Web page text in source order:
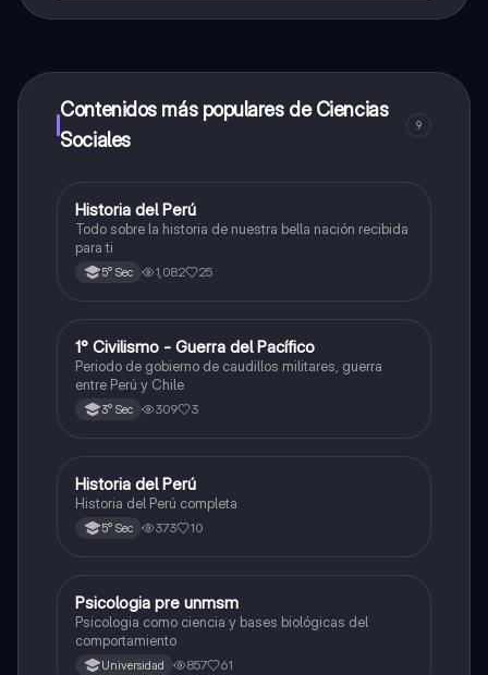
a determinadas funciones.
Contenidos más populares de Ciencias
Sociales
9
Ciencias Sociales
Historia del Perú
Todo sobre la historia de nuestra bella nación recibida
para ti
5° Sec 1,082 25
Ciencias Sociales
1° Civilismo - Guerra del Pacífico
Periodo de gobierno de caudillos militares, guerra
entre Perú y Chile
3° Sec 309 3
Ciencias Sociales
Historia del Perú
Historia del Perú completa
5° Sec 373 10
Ciencias Sociales
Psicologia pre unmsm
Psicologia como ciencia y bases biológicas del
comportamiento
Universidad 857 61